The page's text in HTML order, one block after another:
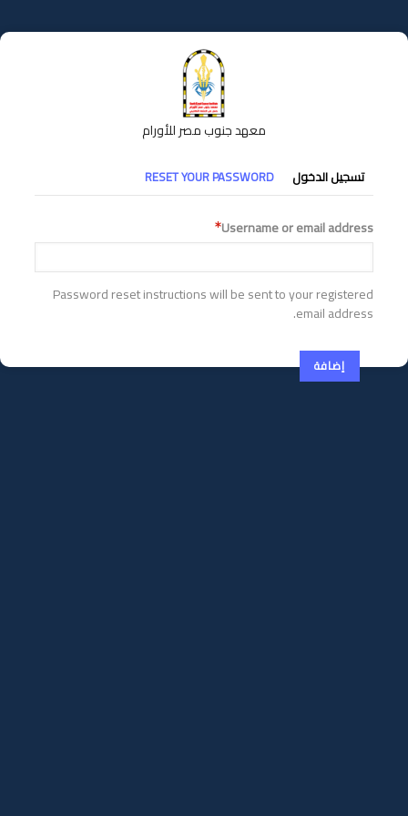
إلى
المحتوى
معهد جنوب مصر للأورام
التبويبات
الأساسية
تسجيل الدخول RESET YOUR PASSWORD
Username or email address
Password reset instructions will be sent to your registered
email address.